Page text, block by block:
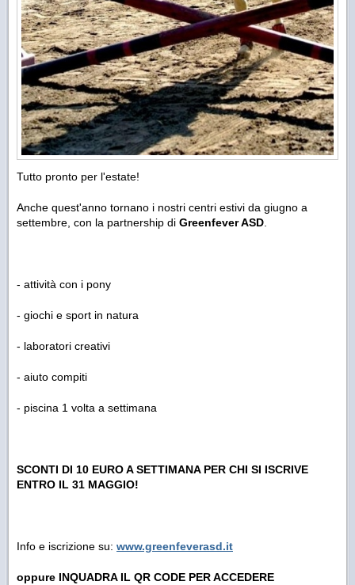
Tutto pronto per l'estate!
Anche quest'anno tornano i nostri centri estivi da giugno a
settembre, con la partnership di Greenfever ASD
- attività con i pony
- giochi e sport in natura
- laboratori creativi
- aiuto compiti
- piscina 1 volta a settimana
SCONTI DI 10 EURO A SETTIMANA PER CHI SI ISCRIVE
ENTRO IL 31 MAGGIO!
Info e iscrizione su: www.greenfeverasd.it
oppure INQUADRA IL QR CODE PER ACCEDERE